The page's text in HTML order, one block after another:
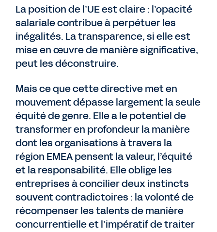
La position de l’UE est claire : l’opacité
salariale contribue à perpétuer les
inégalités. La transparence, si elle est
mise en œuvre de manière significative,
peut les déconstruire.
Mais ce que cette directive met en
mouvement dépasse largement la seule
équité de genre. Elle a le potentiel de
transformer en profondeur la manière
dont les organisations à travers la
région EMEA pensent la valeur, l’équité
et la responsabilité. Elle oblige les
entreprises à concilier deux instincts
souvent contradictoires : la volonté de
récompenser les talents de manière
concurrentielle et l’impératif de traiter